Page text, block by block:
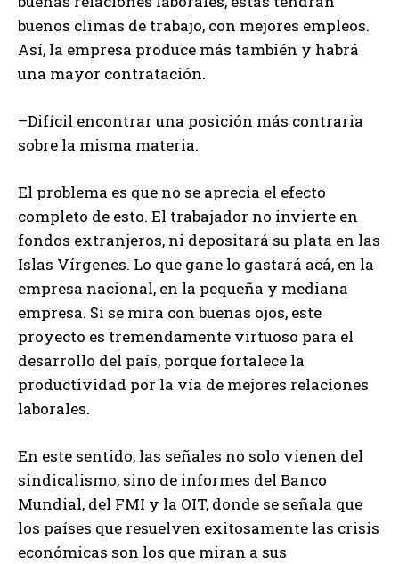
buenos climas de trabajo, con mejores empleos.
Así, la empresa produce más también y habrá
una mayor contratación.
–Difícil encontrar una posición más contraria
sobre la misma materia.
El problema es que no se aprecia el efecto
completo de esto. El trabajador no invierte en
fondos extranjeros, ni depositará su plata en las
Islas Vírgenes. Lo que gane lo gastará acá, en la
empresa nacional, en la pequeña y mediana
empresa. Si se mira con buenas ojos, este
proyecto es tremendamente virtuoso para el
desarrollo del país, porque fortalece la
productividad por la vía de mejores relaciones
laborales.
En este sentido, las señales no solo vienen del
sindicalismo, sino de informes del Banco
Mundial, del FMI y la OIT, donde se señala que
los países que resuelven exitosamente las crisis
económicas son los que miran a sus